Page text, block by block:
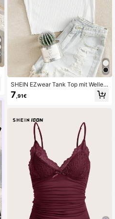
SHEIN EZwear Tank Top mit Wellen
saum
7 ,91€